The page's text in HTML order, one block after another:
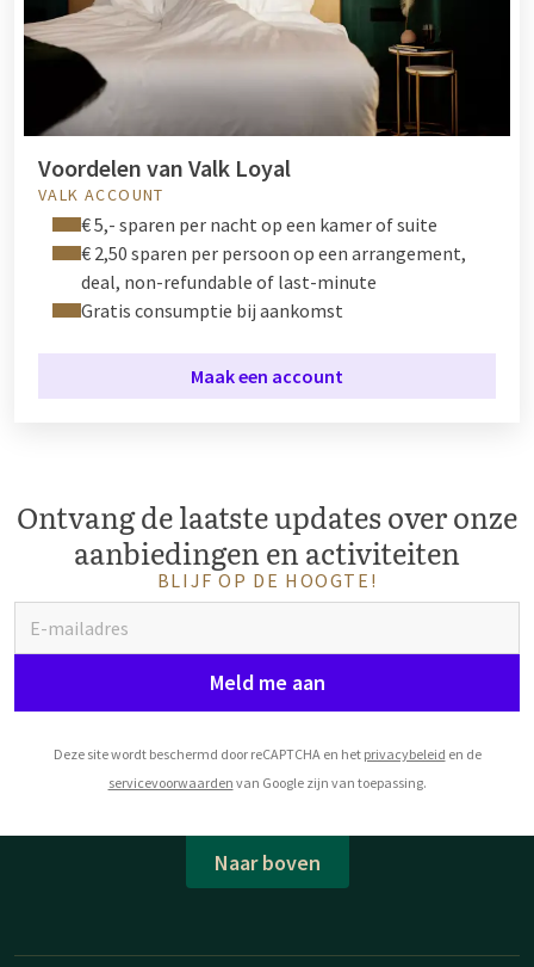
Voordelen van Valk Loyal
VALK ACCOUNT
€ 5,- sparen per nacht op een kamer of suite
€ 2,50 sparen per persoon op een arrangement,
deal, non-refundable of last-minute
Gratis consumptie bij aankomst
Maak een account
Ontvang de laatste updates over onze
aanbiedingen en activiteiten
BLIJF OP DE HOOGTE!
Meld me aan
Deze site wordt beschermd door reCAPTCHA en het privacybeleid en de
servicevoorwaarden van Google zijn van toepassing.
Naar boven